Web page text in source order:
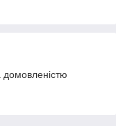
домовленістю